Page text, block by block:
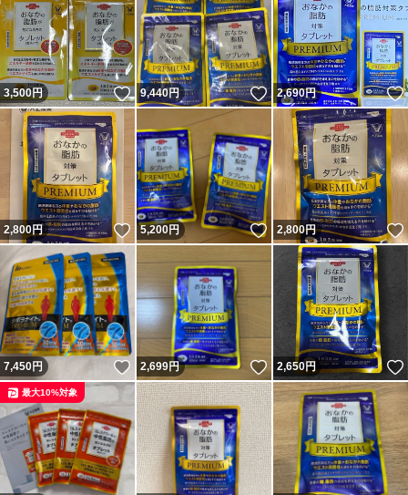
3,500円 いいね！
9,440円 いいね！
2,690円
2,800円 いいね！
5,200円 いいね！
2,800円
7,450円 いいね！
2,699円 いいね！
2,650円
最大10%対象